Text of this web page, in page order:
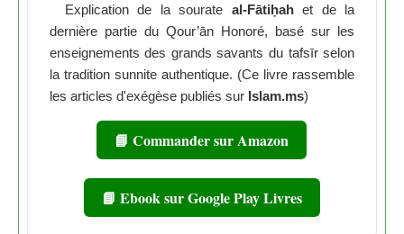
Explication de la sourate al-Fātiḥahet de la
dernière partie du Qour’ān Honoré, basé sur les
enseignements des grands savants du tafsīr selon
la tradition sunnite authentique. (Ce livre rassemble
les articles d'exégèse publiés sur Islam.ms)
📘 Commander sur Amazon
📘 Ebook sur Google Play Livres